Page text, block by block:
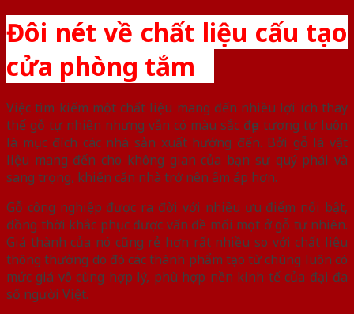
Đôi nét về chất liệu cấu tạo
cửa phòng tắm
Việc tìm kiếm một chất liệu mang đến nhiều lợi ích thay
thế gỗ tự nhiên nhưng vẫn có màu sắc đẹp tương tự luôn
là mục đích các nhà sản xuất hướng đến. Bởi gỗ là vật
liệu mang đến cho không gian của bạn sự quý phái và
sang trọng, khiến căn nhà trở nên ấm áp hơn.
Gỗ công nghiệp được ra đời với nhiều ưu điểm nổi bật,
đồng thời khắc phục được vấn đề mối mọt ở gỗ tự nhiên.
Giá thành của nó cũng rẻ hơn rất nhiều so với chất liệu
thông thường do đó các thành phẩm tạo từ chúng luôn có
mức giá vô cùng hợp lý, phù hợp nền kinh tế của đại đa
số người Việt.